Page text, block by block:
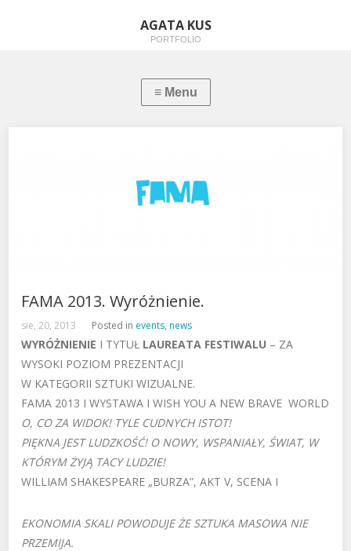
AGATA KUS
PORTFOLIO
FAMA 2013. Wyróżnienie.
sie, 20, 2013 Posted in events,news
WYRÓŻNIENIE I TYTUŁ LAUREATA FESTIWALU – ZA
WYSOKI POZIOM PREZENTACJI
W KATEGORII SZTUKI WIZUALNE.
FAMA 2013 I WYSTAWA I WISH YOU A NEW BRAVE WORLD
O, CO ZA WIDOK! TYLE CUDNYCH ISTOT!
PIĘKNA JEST LUDZKOŚĆ! O NOWY, WSPANIAŁY, ŚWIAT, W
KTÓRYM ŻYJĄ TACY LUDZIE!
WILLIAM SHAKESPEARE „BURZA”, AKT V, SCENA I
EKONOMIA SKALI POWODUJE ŻE SZTUKA MASOWA NIE
PRZEMIJA.